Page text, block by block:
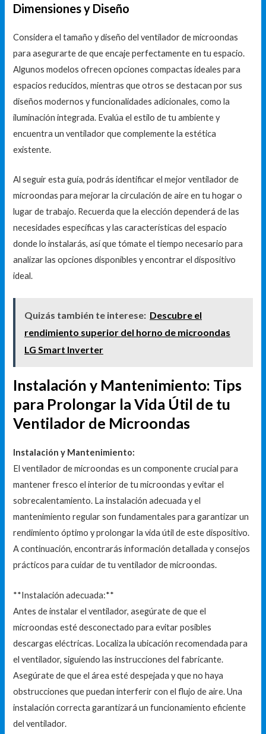
Dimensiones y Diseño
Considera el tamaño y diseño del ventilador de microondas
para asegurarte de que encaje perfectamente en tu espacio.
Algunos modelos ofrecen opciones compactas ideales para
espacios reducidos, mientras que otros se destacan por sus
diseños modernos y funcionalidades adicionales, como la
iluminación integrada. Evalúa el estilo de tu ambiente y
encuentra un ventilador que complemente la estética
existente.
Al seguir esta guía, podrás identificar el mejor ventilador de
microondas para mejorar la circulación de aire en tu hogar o
lugar de trabajo. Recuerda que la elección dependerá de las
necesidades específicas y las características del espacio
donde lo instalarás, así que tómate el tiempo necesario para
analizar las opciones disponibles y encontrar el dispositivo
ideal.
Quizás también te interese: Descubre el
rendimiento superior del horno de microondas
LG Smart Inverter
Instalación y Mantenimiento: Tips
para Prolongar la Vida Útil de tu
Ventilador de Microondas
Instalación y Mantenimiento:
El ventilador de microondas es un componente crucial para
mantener fresco el interior de tu microondas y evitar el
sobrecalentamiento. La instalación adecuada y el
mantenimiento regular son fundamentales para garantizar un
rendimiento óptimo y prolongar la vida útil de este dispositivo.
A continuación, encontrarás información detallada y consejos
prácticos para cuidar de tu ventilador de microondas.
**Instalación adecuada:**
Antes de instalar el ventilador, asegúrate de que el
microondas esté desconectado para evitar posibles
descargas eléctricas. Localiza la ubicación recomendada para
el ventilador, siguiendo las instrucciones del fabricante.
Asegúrate de que el área esté despejada y que no haya
obstrucciones que puedan interferir con el flujo de aire. Una
instalación correcta garantizará un funcionamiento eficiente
del ventilador.